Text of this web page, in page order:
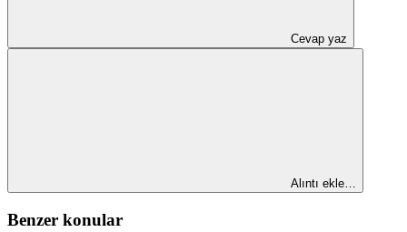
Cevap yaz
Alıntı ekle…
Benzer konular